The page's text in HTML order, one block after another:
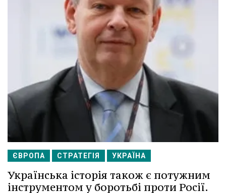
ЄВРОПА СТРАТЕГІЯ УКРАЇНА
Українська історія також є потужним
інструментом у боротьбі проти Росії.